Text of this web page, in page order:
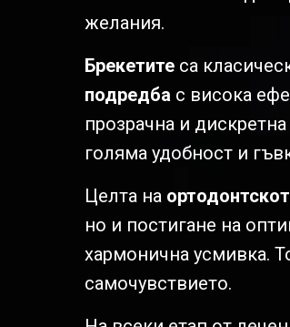
желания.
Брекетитеса
подредба с висока
прозрачна и
голяма удобност и
Целта на
но и постигане на
хармонична усмивка.
самочувствието.